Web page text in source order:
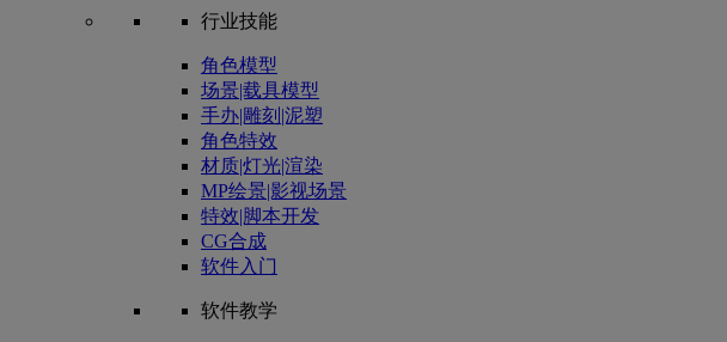
行业技能
角色模型
场景|载具模型
手办|雕刻|泥塑
角色特效
材质|灯光|渲染
MP绘景|影视场景
特效|脚本开发
CG合成
软件入门
软件教学